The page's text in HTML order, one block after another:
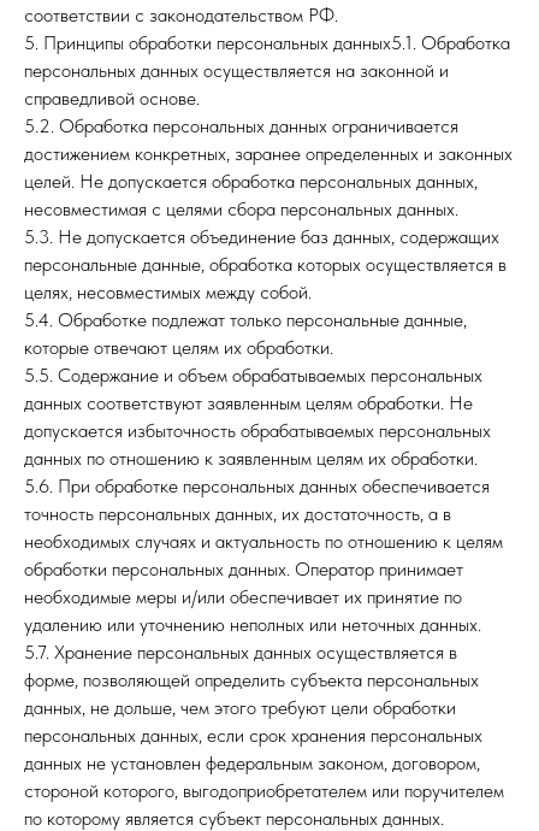
соответствии с законодательством РФ.
5. Принципы обработки персональных данных5.1. Обработка
персональных данных осуществляется на законной и
справедливой основе.
5.2. Обработка персональных данных ограничивается
достижением конкретных, заранее определенных и законных
целей. Не допускается обработка персональных данных,
несовместимая с целями сбора персональных данных.
5.3. Не допускается объединение баз данных, содержащих
персональные данные, обработка которых осуществляется в
целях, несовместимых между собой.
5.4. Обработке подлежат только персональные данные,
которые отвечают целям их обработки.
5.5. Содержание и объем обрабатываемых персональных
данных соответствуют заявленным целям обработки. Не
допускается избыточность обрабатываемых персональных
данных по отношению к заявленным целям их обработки.
5.6. При обработке персональных данных обеспечивается
точность персональных данных, их достаточность, а в
необходимых случаях и актуальность по отношению к целям
обработки персональных данных. Оператор принимает
необходимые меры и/или обеспечивает их принятие по
удалению или уточнению неполных или неточных данных.
5.7. Хранение персональных данных осуществляется в
форме, позволяющей определить субъекта персональных
данных, не дольше, чем этого требуют цели обработки
персональных данных, если срок хранения персональных
данных не установлен федеральным законом, договором,
стороной которого, выгодоприобретателем или поручителем
по которому является субъект персональных данных.